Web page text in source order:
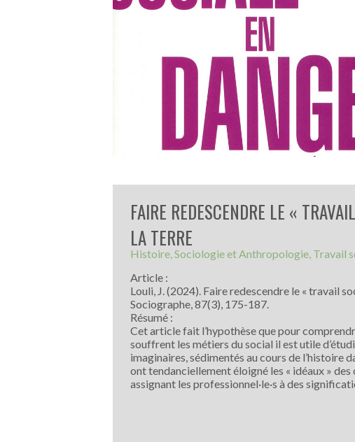
FAIRE REDESCENDRE LE «
LA TERRE
Histoire Sociologie et Anthropologie Travail
Article :
Louli, J. (2024). Faire redescendre le « travail
Sociographe, 87(3), 175-187.
Résumé :
Cet article fait l’hypothèse que pour
souffrent les métiers du social il est utile
imaginaires, sédimentés au cours de l’histoire
ont tendanciellement éloigné les « idéaux »
assignant les professionnel·le·s à des